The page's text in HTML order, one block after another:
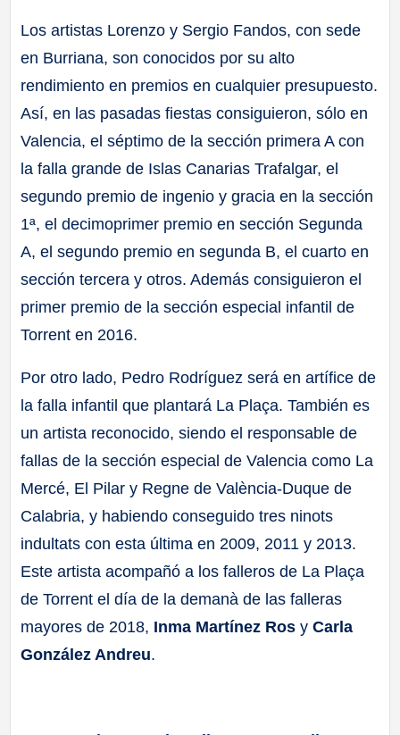
Los artistas Lorenzo y Sergio Fandos, con sede
en Burriana, son conocidos por su alto
rendimiento en premios en cualquier presupuesto.
Así, en las pasadas fiestas consiguieron, sólo en
Valencia, el séptimo de la sección primera A con
la falla grande de Islas Canarias Trafalgar, el
segundo premio de ingenio y gracia en la sección
1ª, el decimoprimer premio en sección Segunda
A, el segundo premio en segunda B, el cuarto en
sección tercera y otros. Además consiguieron el
primer premio de la sección especial infantil de
Torrent en 2016.
Por otro lado, Pedro Rodríguez será en artífice de
la falla infantil que plantará La Plaça. También es
un artista reconocido, siendo el responsable de
fallas de la sección especial de Valencia como La
Mercé, El Pilar y Regne de València-Duque de
Calabria, y habiendo conseguido tres ninots
indultats con esta última en 2009, 2011 y 2013.
Este artista acompañó a los falleros de La Plaça
de Torrent el día de la demanà de las falleras
mayores de 2018, Inma Martínez Ros yCarla
González Andreu.